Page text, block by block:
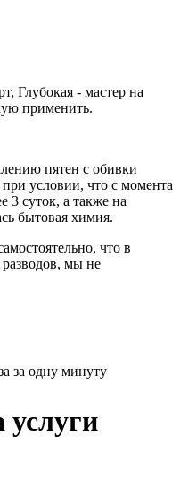
Глубокая - мастер на
применить.
пятен с обивки
условии, что с момента
3 суток, а также на
бытовая химия.
что в
разводов, мы не
за одну минуту